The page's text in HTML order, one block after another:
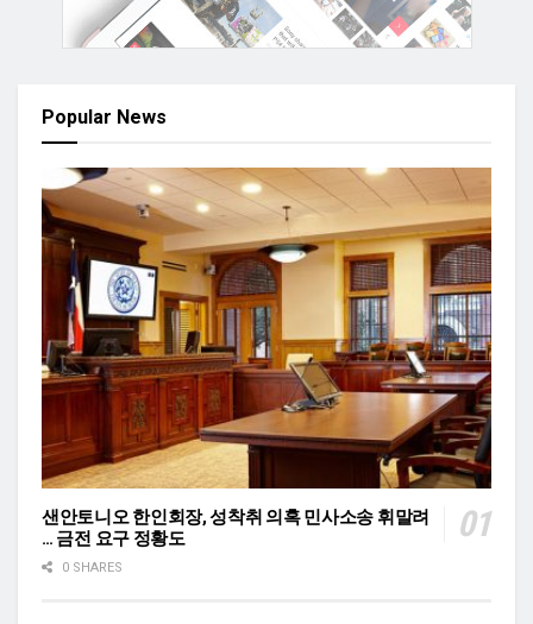
Popular News
샌안토니오 한인회장, 성착취 의혹 민사소송 휘말려
… 금전 요구 정황도
0 SHARES